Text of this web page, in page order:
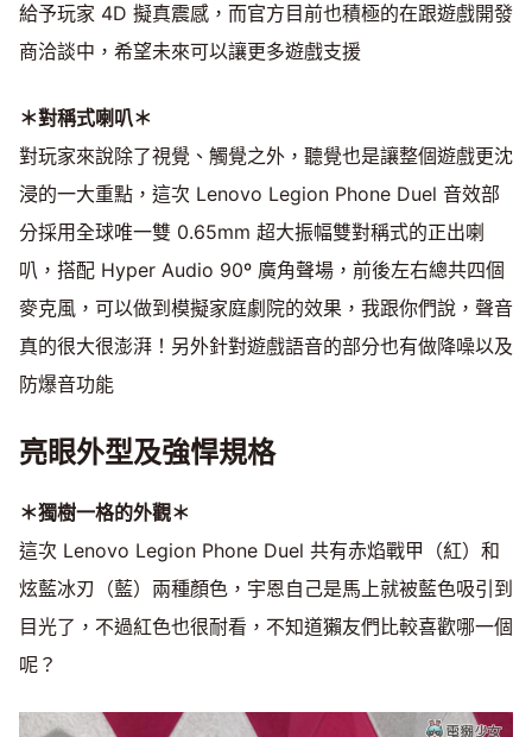
給予玩家 4D 擬真震感，而官方目前也積極的在跟遊戲開發
商洽談中，希望未來可以讓更多遊戲支援
＊對稱式喇叭＊
對玩家來說除了視覺、觸覺之外，聽覺也是讓整個遊戲更沈
浸的一大重點，這次 Lenovo Legion Phone Duel 音效部
分採用全球唯一雙 0.65mm 超大振幅雙對稱式的正出喇
叭，搭配 Hyper Audio 90º 廣角聲場，前後左右總共四個
麥克風，可以做到模擬家庭劇院的效果，我跟你們說，聲音
真的很大很澎湃！另外針對遊戲語音的部分也有做降噪以及
防爆音功能
亮眼外型及強悍規格
＊獨樹一格的外觀＊
這次 Lenovo Legion Phone Duel 共有赤焰戰甲（紅）和
炫藍冰刃（藍）兩種顏色，宇恩自己是馬上就被藍色吸引到
目光了，不過紅色也很耐看，不知道獺友們比較喜歡哪一個
呢？